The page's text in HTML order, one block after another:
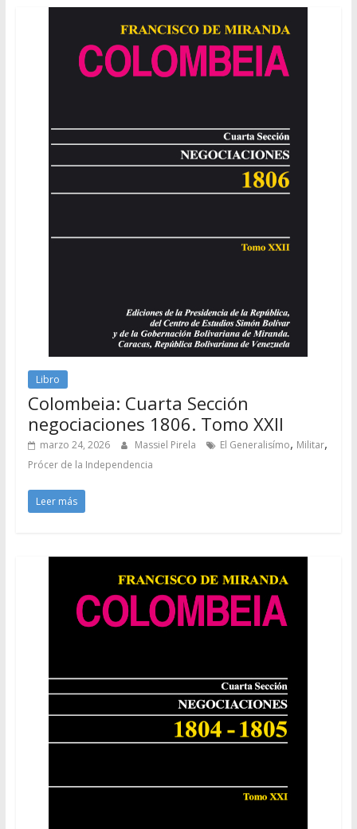
Libro
Colombeia: Cuarta Sección
negociaciones 1806. Tomo XXII
marzo 24, 2026 Massiel Pirela El Generalisímo, Militar,
Prócer de la Independencia
Leer más